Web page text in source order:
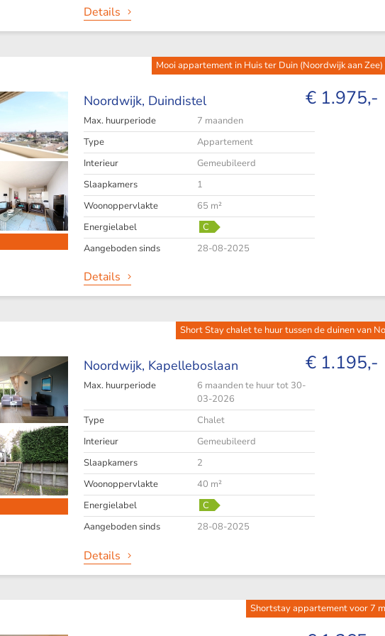
Details
Mooi appartement in Huis ter Duin (Noordwijk aan
€ 1.975,-
Noordwijk, Duindistel
Max. huurperiode
7 maanden
Type
Appartement
Interieur
Gemeubileerd
Slaapkamers
1
Woonoppervlakte
65 m²
Energielabel
C
Aangeboden sinds
28-08-2025
Details
Short Stay chalet te huur tussen de duinen van
€ 1.195,-
Noordwijk, Kapelleboslaan
Max. huurperiode
6 maanden te huur tot 30-
03-2026
Type
Chalet
Interieur
Gemeubileerd
Slaapkamers
2
Woonoppervlakte
40 m²
Energielabel
C
Aangeboden sinds
28-08-2025
Details
Shortstay appartement voor 7